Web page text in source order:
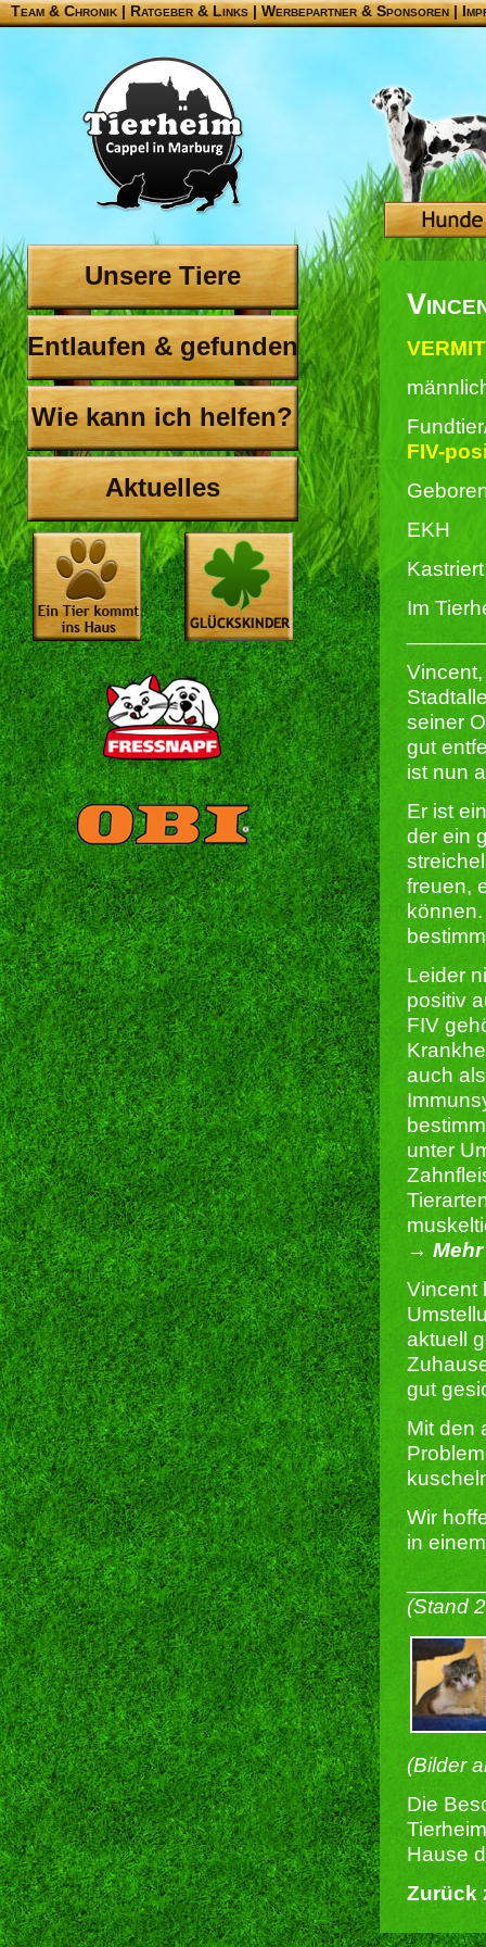
Team & Chronik |Ratgeber & Links|Werbepartner & Sponsoren|
Unsere Tiere
Entlaufen & gefunden
Wie kann ich helfen?
Aktuelles
FIV-
EKH
Im
seiner
gut
ist nun
Er ist
der ein
freuen,
Leider
positiv
FIV
auch
unter
→ Mehr
Vincent
aktuell
gut
Mit den
Wir
in
(Stand
(Bilder
Die
Hause
Zurück